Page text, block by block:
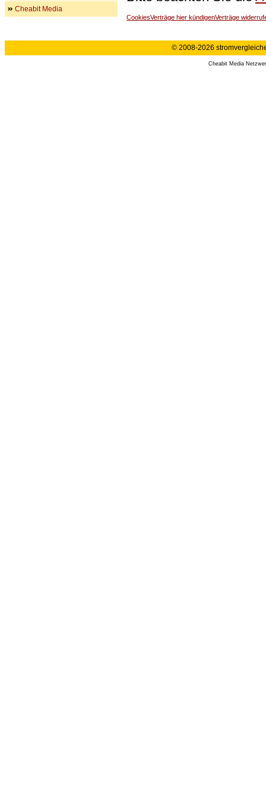
CookiesVerträge hier kündigenVerträge
Cheabit Media
© 2008-2026
Cheabit Media